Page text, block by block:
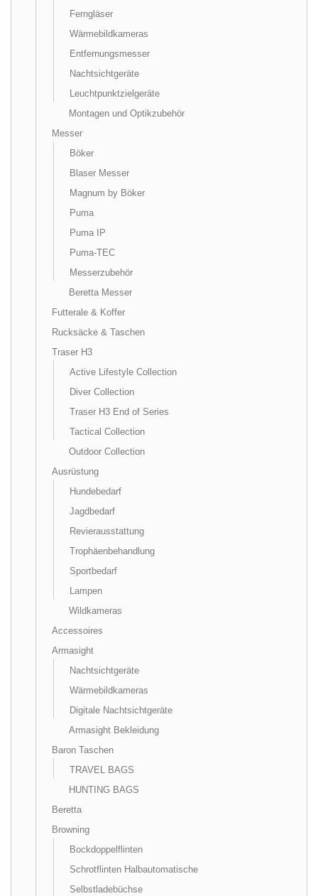
Ferngläser
Wärmebildkameras
Entfernungsmesser
Nachtsichtgeräte
Leuchtpunktzielgeräte
Montagen und Optikzubehör
Messer
Böker
Blaser Messer
Magnum by Böker
Puma
Puma IP
Puma-TEC
Messerzubehör
Beretta Messer
Futterale & Koffer
Rucksäcke & Taschen
Traser H3
Active Lifestyle Collection
Diver Collection
Traser H3 End of Series
Tactical Collection
Outdoor Collection
Ausrüstung
Hundebedarf
Jagdbedarf
Revierausstattung
Trophäenbehandlung
Sportbedarf
Lampen
Wildkameras
Accessoires
Armasight
Nachtsichtgeräte
Wärmebildkameras
Digitale Nachtsichtgeräte
Armasight Bekleidung
Baron Taschen
TRAVEL BAGS
HUNTING BAGS
Beretta
Browning
Bockdoppelflinten
Schrotflinten Halbautomatische
Selbstladebüchse